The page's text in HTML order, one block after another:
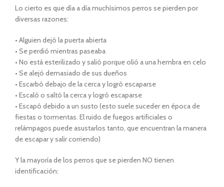
Lo cierto es que dí­a a dí­a muchí­simos perros se pierden por
diversas razones:
• Alguien dejó la puerta abierta
• Se perdió mientras paseaba
• No está esterilizado y salió porque olió a una hembra en celo
• Se alejó demasiado de sus dueños
• Escarbó debajo de la cerca y logró escaparse
• Escaló o saltó la cerca y logró escaparse
• Escapó debido a un susto (esto suele suceder en época de
fiestas o tormentas. El ruido de fuegos artificiales o
relámpagos puede asustarlos tanto, que encuentran la manera
de escapar y salir corriendo)
Y la mayoría de los perros que se pierden NO tienen
identificación: